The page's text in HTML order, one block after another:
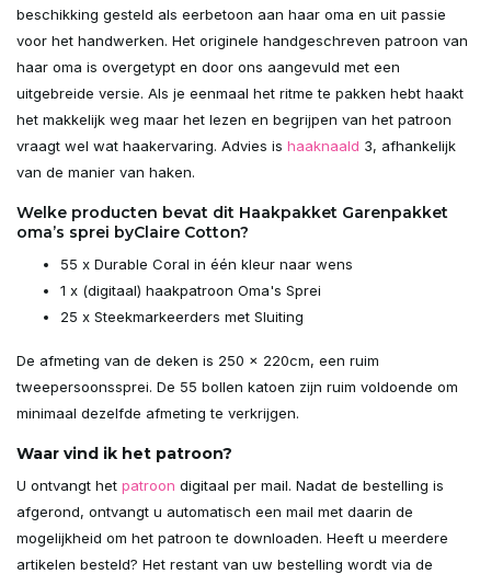
beschikking gesteld als eerbetoon aan haar oma en uit passie
voor het handwerken. Het originele handgeschreven patroon van
haar oma is overgetypt en door ons aangevuld met een
uitgebreide versie. Als je eenmaal het ritme te pakken hebt haakt
het makkelijk weg maar het lezen en begrijpen van het patroon
vraagt wel wat haakervaring. Advies is haaknaald 3, afhankelijk
van de manier van haken.
Welke producten bevat dit Haakpakket Garenpakket
oma’s sprei byClaire Cotton?
55 x Durable Coral in één kleur naar wens
1 x (digitaal) haakpatroon Oma's Sprei
25 x Steekmarkeerders met Sluiting
De afmeting van de deken is 250 x 220cm, een ruim
tweepersoonssprei. De 55 bollen katoen zijn ruim voldoende om
minimaal dezelfde afmeting te verkrijgen.
Waar vind ik het patroon?
U ontvangt het patroon digitaal per mail. Nadat de bestelling is
afgerond, ontvangt u automatisch een mail met daarin de
mogelijkheid om het patroon te downloaden. Heeft u meerdere
artikelen besteld? Het restant van uw bestelling wordt via de